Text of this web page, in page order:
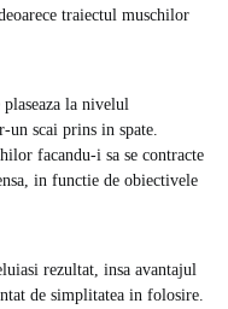
traiectul muschilor
la nivelul
scai prins in spate.
facandu-i sa se contracte
in functie de obiectivele
rezultat, insa avantajul
de simplitatea in folosire.